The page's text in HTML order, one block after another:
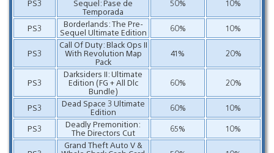
PS3
Sequel: Pase de
Temporada
50% 10%
PS3
Borderlands: The Pre-
Sequel Ultimate Edition
60% 10%
PS3
Call Of Duty: Black Ops II
With Revolution Map
Pack
41% 20%
PS3
Darksiders II: Ultimate
Edition (FG + All Dlc
Bundle)
60% 20%
PS3
Dead Space 3 Ultimate
Edition
60%
10%
PS3
Deadly Premonition:
The Directors Cut
65% 10%
Grand Theft Auto V &